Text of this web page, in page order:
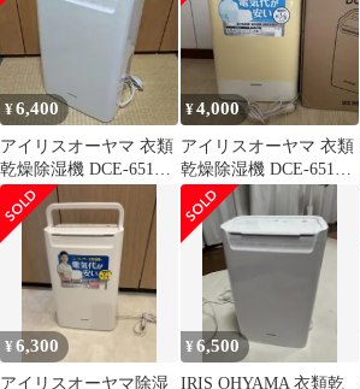
¥6,400
アイリスオーヤマ 衣類
乾燥除湿機 DCE-6515
2021年製 動作確認済み
¥4,000
アイリスオーヤマ 衣類
乾燥除湿機 DCE-6515
2017年製
¥6,300
アイリスオーヤマ除湿
¥6,500
IRIS OHYAMA 衣類乾